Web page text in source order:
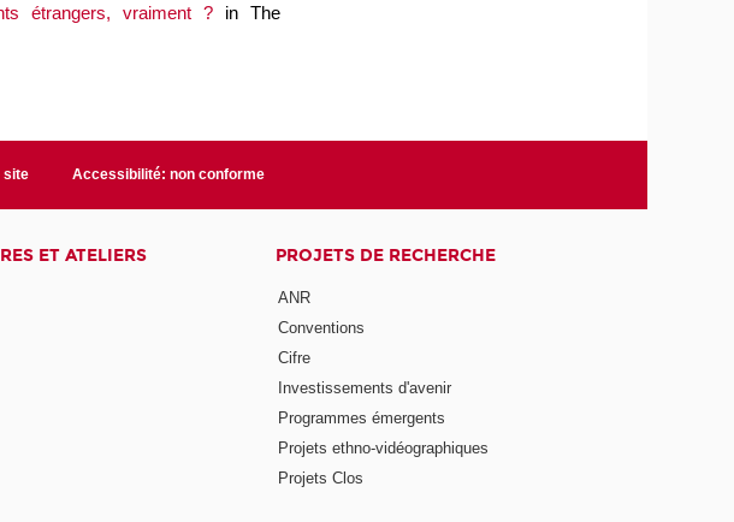
étrangers, vraiment ? inThe
site Accessibilité: non conforme
ET ATELIERS PROJETS DE RECHERCHE
ANR
Conventions
Cifre
Investissements d'avenir
Programmes émergents
Projets ethno-vidéographiques
Projets Clos